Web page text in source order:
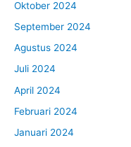
Oktober 2024
September 2024
Agustus 2024
Juli 2024
April 2024
Februari 2024
Januari 2024